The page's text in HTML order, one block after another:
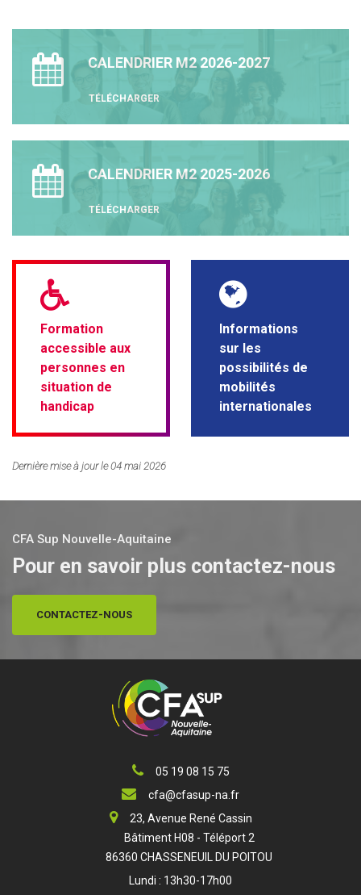
CALENDRIER M2 2026-2027
TÉLÉCHARGER
CALENDRIER M2 2025-2026
TÉLÉCHARGER
Formation
accessible aux
personnes en
situation de
handicap
Informations
sur les
possibilités de
mobilités
internationales
Dernière mise à jour le 04 mai 2026
CFA Sup Nouvelle-Aquitaine
Pour en savoir plus contactez-nous
CONTACTEZ-NOUS
05 19 08 15 75
cfa@cfasup-na.fr
23, Avenue René Cassin
Bâtiment H08 - Téléport 2
86360 CHASSENEUIL DU POITOU
Lundi : 13h30-17h00